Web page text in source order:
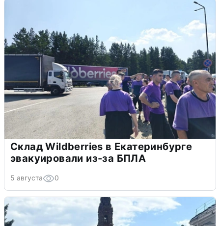
Склад Wildberries в Екатеринбурге
эвакуировали из-за БПЛА
5 августа 0